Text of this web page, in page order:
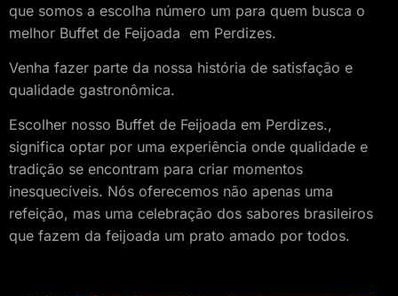
que somos a escolha número um para quem busca o
melhor Buffet de Feijoada em Perdizes.
Venha fazer parte da nossa história de satisfação e
qualidade gastronômica.
Escolher nosso Buffet de Feijoada em Perdizes.,
significa optar por uma experiência onde qualidade e
tradição se encontram para criar momentos
inesquecíveis. Nós oferecemos não apenas uma
refeição, mas uma celebração dos sabores brasileiros
que fazem da feijoada um prato amado por todos.